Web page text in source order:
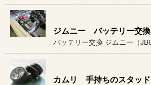
ジムニー バッテリー交換